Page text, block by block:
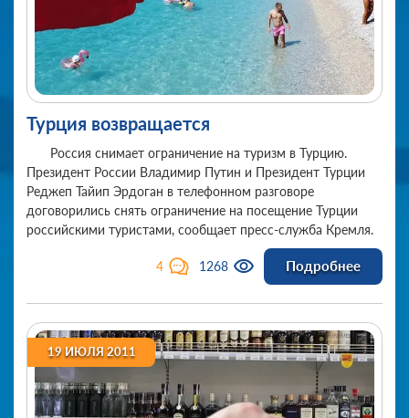
Турция возвращается
Россия снимает ограничение на туризм в Турцию.
Президент России Владимир Путин и Президент Турции
Реджеп Тайип Эрдоган в телефонном разговоре
договорились снять ограничение на посещение Турции
российскими туристами, сообщает пресс-служба Кремля.
4 1268 Подробнее
19 ИЮЛЯ 2011